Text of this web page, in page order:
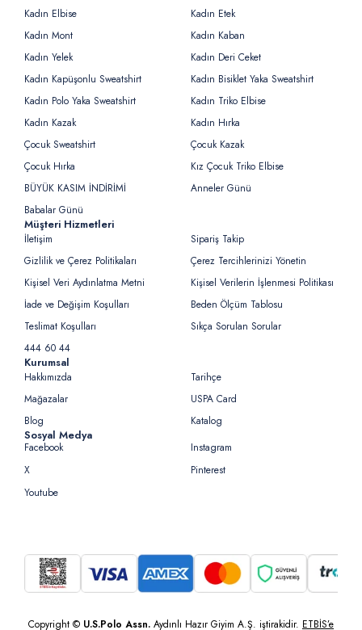
Kadın Elbise
Kadın Etek
Kadın Mont
Kadın Kaban
Kadın Yelek
Kadın Deri Ceket
Kadın Kapüşonlu Sweatshirt
Kadın Bisiklet Yaka Sweatshirt
Kadın Polo Yaka Sweatshirt
Kadın Triko Elbise
Kadın Kazak
Kadın Hırka
Çocuk Sweatshirt
Çocuk Kazak
Çocuk Hırka
Kız Çocuk Triko Elbise
BÜYÜK KASIM İNDİRİMİ
Anneler Günü
Babalar Günü
Müşteri Hizmetleri
İletişim
Sipariş Takip
Gizlilik ve Çerez Politikaları
Çerez Tercihlerinizi Yönetin
Kişisel Veri Aydınlatma Metni
Kişisel Verilerin İşlenmesi Politikası
İade ve Değişim Koşulları
Beden Ölçüm Tablosu
Teslimat Koşulları
Sıkça Sorulan Sorular
444 60 44
Kurumsal
Hakkımızda
Tarihçe
Mağazalar
USPA Card
Blog
Katalog
Sosyal Medya
Facebook
Instagram
X
Pinterest
Youtube
Copyright © U.S.Polo Assn. Aydınlı Hazır Giyim A.Ş. iştirakidir. ETBİS’e